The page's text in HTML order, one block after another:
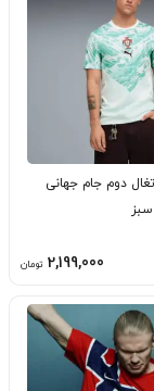
کیت پلیری پرتغال دوم جام جهانی
2,199,000 تومان